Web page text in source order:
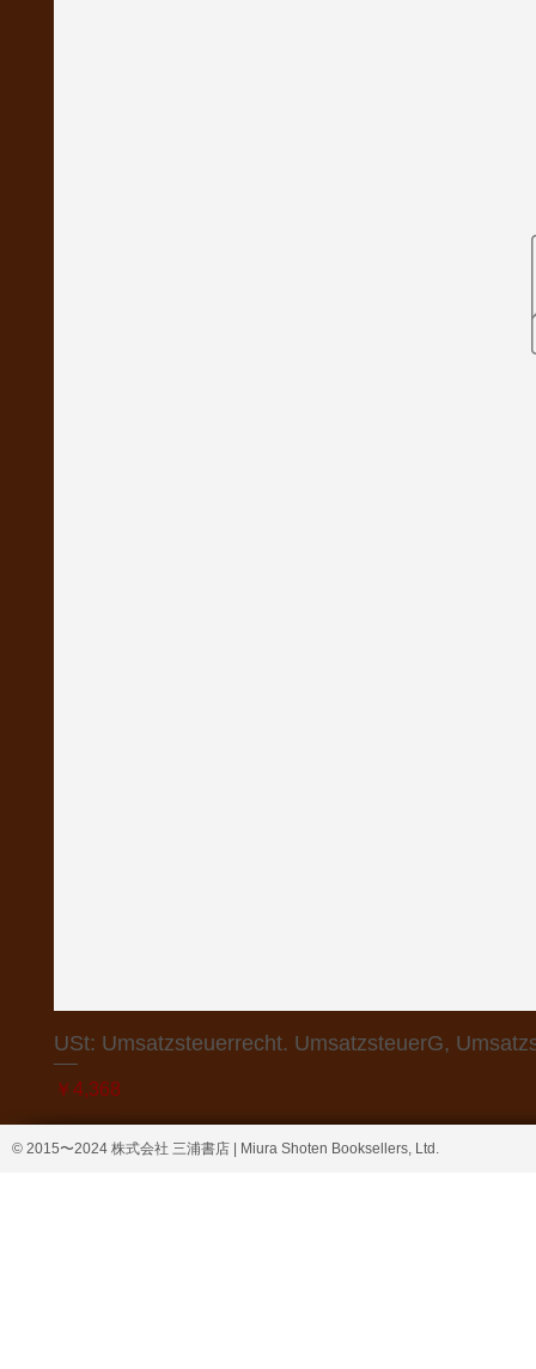
USt: Umsatzsteuerrecht. UmsatzsteuerG,
価格
￥4,368
© 2015〜2024 株式会社 三浦書店 | Miura Shoten Booksellers, Ltd.